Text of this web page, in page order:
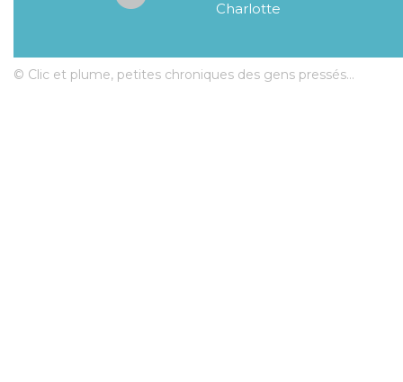
Charlotte
© Clic et plume, petites chroniques des gens pressés...